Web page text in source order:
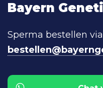
Bayern
Sperma bestellen